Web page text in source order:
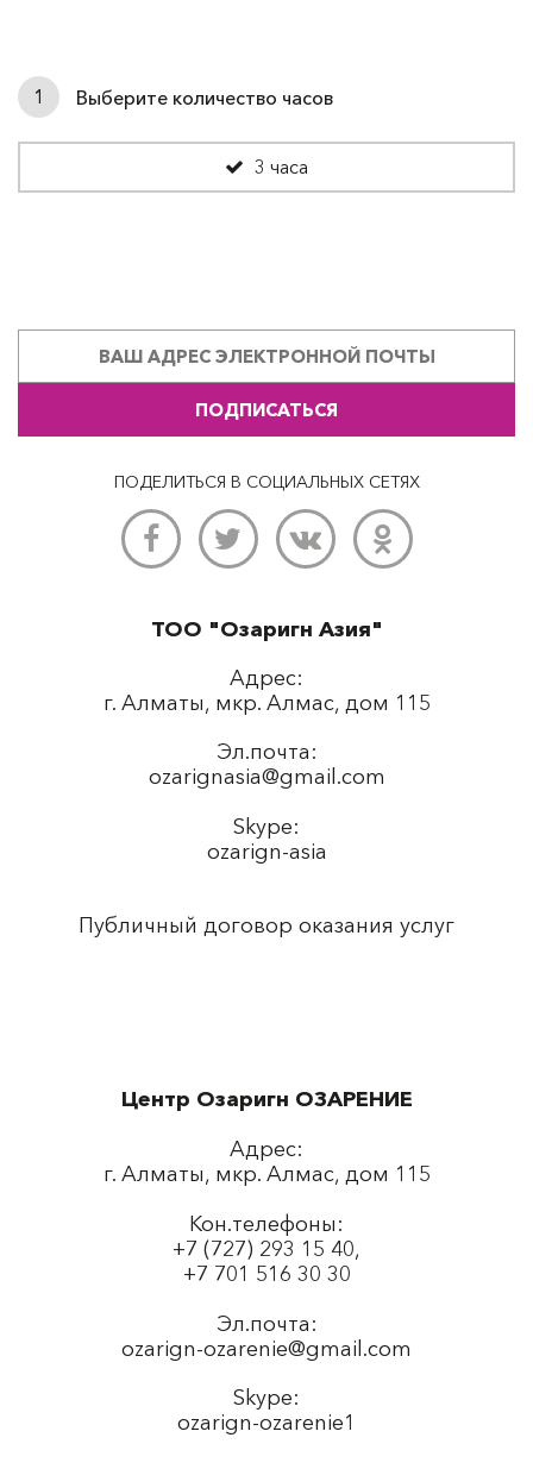
1 Выберите количество часов
3 часа
ПОДПИСАТЬСЯ
ПОДЕЛИТЬСЯ В СОЦИАЛЬНЫХ СЕТЯХ
ТОО "Озаригн Азия"
Адрес:
г. Алматы, мкр. Алмас, дом 115
Эл.почта:
ozarignasia@gmail.com
Skype:
ozarign-asia
Публичный договор оказания услуг
Центр Озаригн ОЗАРЕНИЕ
Адрес:
г. Алматы, мкр. Алмас, дом 115
Кон.телефоны:
+7 (727) 293 15 40,
+7 701 516 30 30
Эл.почта:
ozarign-ozarenie@gmail.com
Skype:
ozarign-ozarenie1